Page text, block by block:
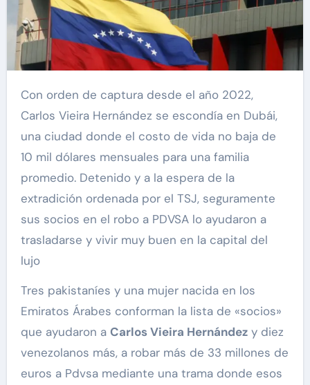
Con orden de captura desde el año 2022,
Carlos Vieira Hernández se escondía en Dubái,
una ciudad donde el costo de vida no baja de
10 mil dólares mensuales para una familia
promedio. Detenido y a la espera de la
extradición ordenada por el TSJ, seguramente
sus socios en el robo a PDVSA lo ayudaron a
trasladarse y vivir muy buen en la capital del
lujo
Tres pakistaníes y una mujer nacida en los
Emiratos Árabes conforman la lista de «socios»
que ayudaron a Carlos Vieira Hernándezy diez
venezolanos más, a robar más de 33 millones de
euros a Pdvsa mediante una trama donde esos